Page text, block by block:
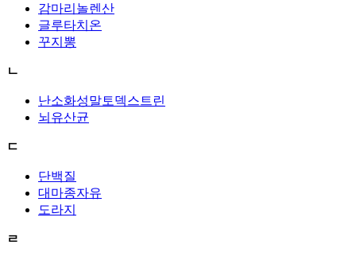
감마리놀렌산
글루타치온
꾸지뽕
ㄴ
난소화성말토덱스트린
뇌유산균
ㄷ
단백질
대마종자유
도라지
ㄹ